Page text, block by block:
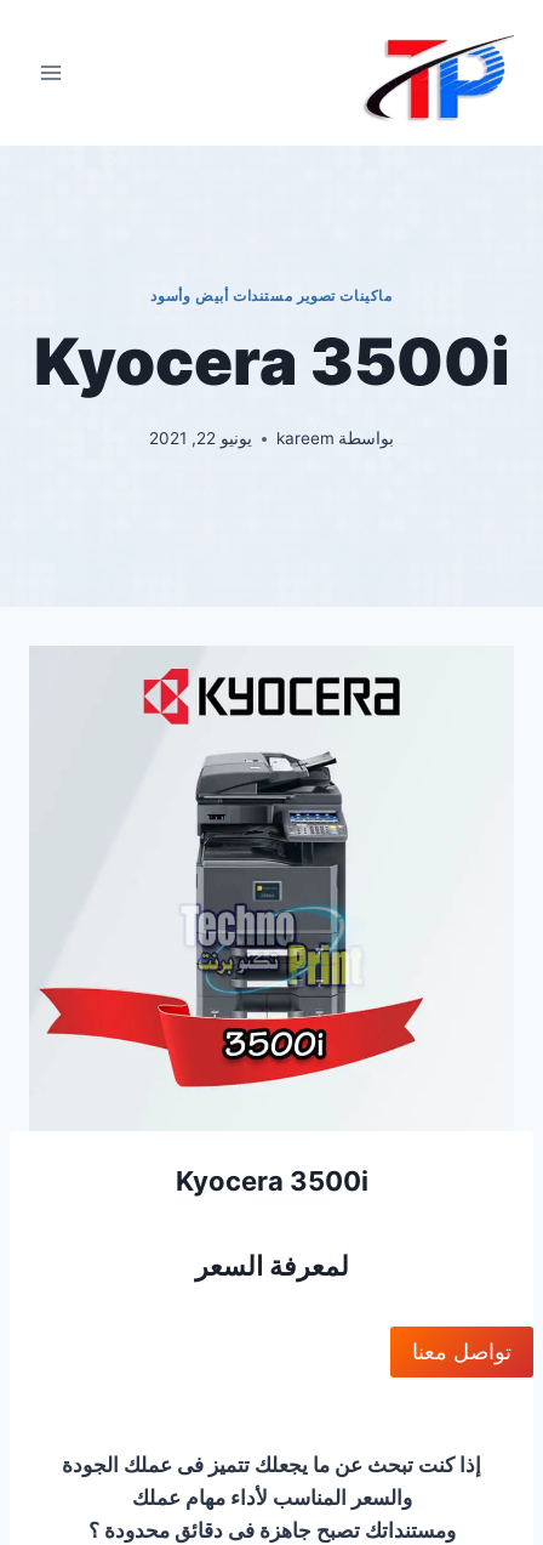
المحتوى
ماكينات تصوير مستندات أبيض وأسود
Kyocera 3500i
بواسطة kareem يونيو 22, 2021
Kyocera 3500i
لمعرفة السعر
تواصل معنا
إذا كنت تبحث عن ما يجعلك تتميز فى عملك الجودة
والسعر المناسب لأداء مهام عملك
ومستنداتك تصبح جاهزة فى دقائق محدودة ؟